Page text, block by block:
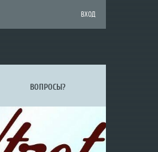
ВХОД
ВОПРОСЫ?